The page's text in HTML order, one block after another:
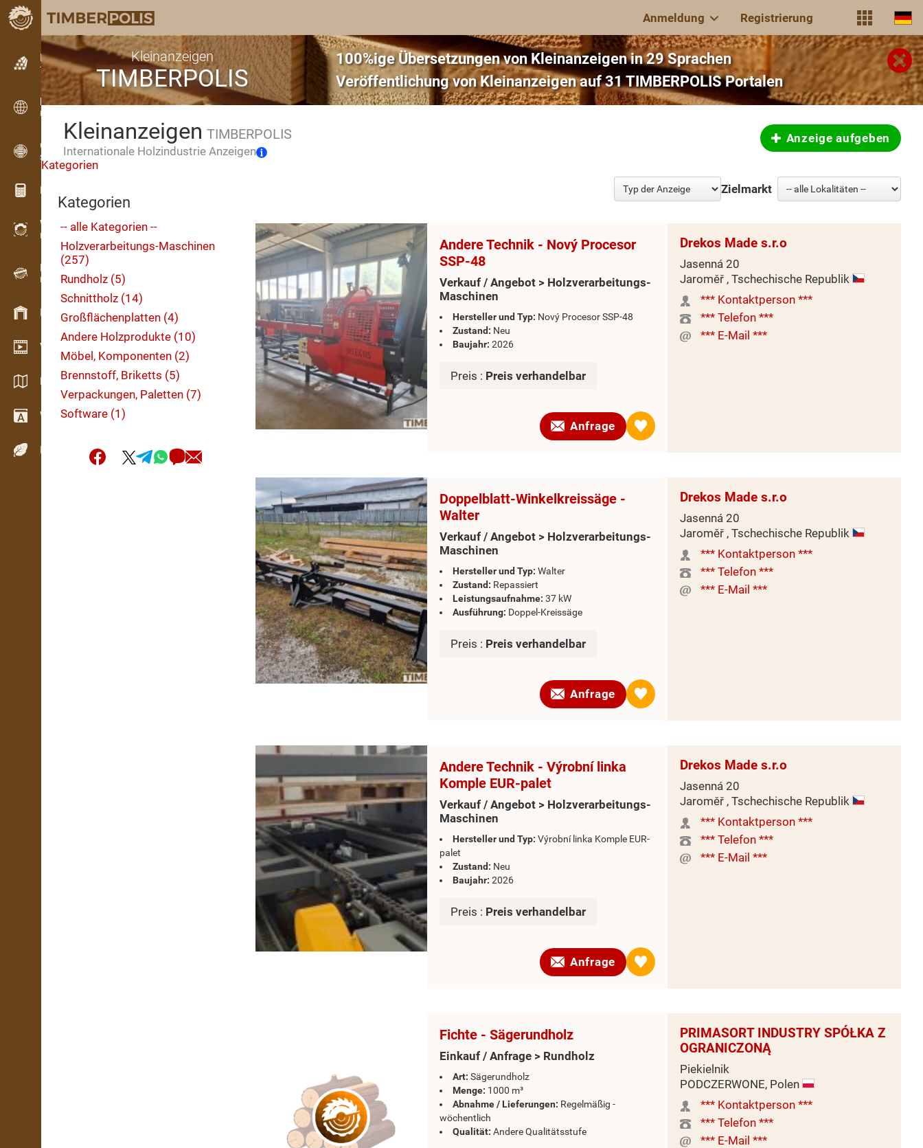
Anmeldung Registrierung
Kleinanzeigen
Textanzeigen
Kleinanzeigen
Internationale Anzeigen
OPTI-TIMB
Schnittbilder
Holz-Rechner
WoodProfi
Holzvolumen mit KI
Registriergerät
Holzbestandsaufnahme im Gelände
Bestandsmanagement
Video Showroom
Kataloge / Broschüren
Wörterbuch
Holzarten
Kleinanzeigen
TIMBERPOLIS
100%ige Übersetzungen von Kleinanzeigen in 29 Sprachen
Veröffentlichung von Kleinanzeigen auf 31 TIMBERPOLIS Portalen
Kleinanzeigen TIMBERPOLIS
Internationale Holzindustrie Anzeigen
Anzeige aufgeben
Kategorien
Kategorien
-- alle Kategorien --
Holzverarbeitungs-Maschinen
(257)
Rundholz (5)
Schnittholz (14)
Großflächenplatten (4)
Andere Holzprodukte (10)
Möbel, Komponenten (2)
Brennstoff, Briketts (5)
Verpackungen, Paletten (7)
Software (1)
Zielmarkt
Andere Technik - Nový Procesor
SSP-48
Verkauf / Angebot > Holzverarbeitungs-
Maschinen
Hersteller und Typ: Nový Procesor SSP-48
Zustand: Neu
Baujahr: 2026
Preis : Preis verhandelbar
Anfrage
Drekos Made s.r.o
Jasenná 20
Jaroměř , Tschechische Republik
*** Kontaktperson ***
*** Telefon ***
*** E-Mail ***
Doppelblatt-Winkelkreissäge -
Walter
Verkauf / Angebot > Holzverarbeitungs-
Maschinen
Hersteller und Typ: Walter
Zustand: Repassiert
Leistungsaufnahme: 37 kW
Ausführung: Doppel-Kreissäge
Preis : Preis verhandelbar
Anfrage
Drekos Made s.r.o
Jasenná 20
Jaroměř , Tschechische Republik
*** Kontaktperson ***
*** Telefon ***
*** E-Mail ***
Andere Technik - Výrobní linka
Komple EUR-palet
Verkauf / Angebot > Holzverarbeitungs-
Maschinen
Hersteller und Typ: Výrobní linka Komple EUR-
palet
Zustand: Neu
Baujahr: 2026
Preis : Preis verhandelbar
Anfrage
Drekos Made s.r.o
Jasenná 20
Jaroměř , Tschechische Republik
*** Kontaktperson ***
*** Telefon ***
*** E-Mail ***
Fichte - Sägerundholz
Einkauf / Anfrage > Rundholz
Art: Sägerundholz
Menge: 1000 m³
Abnahme / Lieferungen: Regelmäßig -
wöchentlich
Qualität: Andere Qualitätsstufe
PRIMASORT INDUSTRY SPÓŁKA Z
OGRANICZONĄ
Piekielnik
PODCZERWONE, Polen
*** Kontaktperson ***
*** Telefon ***
*** E-Mail ***